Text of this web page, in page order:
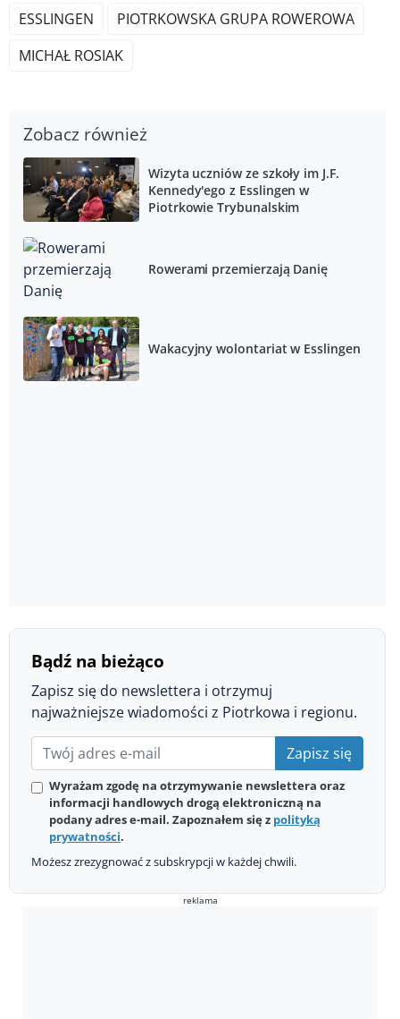
ESSLINGEN
PIOTRKOWSKA GRUPA ROWEROWA
MICHAŁ ROSIAK
Zobacz również
Wizyta uczniów ze szkoły im J.F.
Kennedy'ego z Esslingen w
Piotrkowie Trybunalskim
Rowerami przemierzają Danię
Wakacyjny wolontariat w Esslingen
Bądź na bieżąco
Zapisz się do newslettera i otrzymuj
najważniejsze wiadomości z Piotrkowa i regionu.
Zapisz się
Wyrażam zgodę na otrzymywanie newslettera oraz
informacji handlowych drogą elektroniczną na
podany adres e-mail. Zapoznałem się z polityką
prywatności.
Możesz zrezygnować z subskrypcji w każdej chwili.
reklama